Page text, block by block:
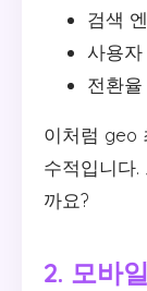
검색
사용자
전환
이처럼 geo
수적입니다
까요?
2. 모바